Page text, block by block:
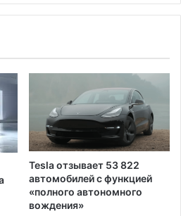
Tesla отзывает 53 822
автомобилей с функцией
«полного автономного
вождения»